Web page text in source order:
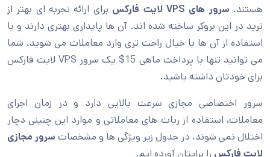
هستند. سرور های VPS لایت فارکس برای ارائه تجربه ای بهتر از
ترید در این بروکر ساخته شده اند. آن ها پایداری بهتری دارند و با
استفاده از آن ها با خیال راحت تری وارد معاملات می شوید. شما
می توانید تنها با پرداخت ماهی 15$ یک سرور VPS لایت فارکس
برای خودتان داشته باشید.
سرور اختصاصی مجازی سرعت بالایی دارد و در زمان اجرای
معاملات، استفاده از ربات های معاملاتی و موارد این چنینی دچار
اختلال نمی شوند. در جدول زیر ویژگی ها و مشخصات سرور مجازی
لایت فارکس را برایتان آورده ایم.